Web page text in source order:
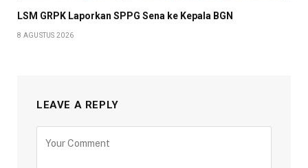
LSM GRPK Laporkan SPPG Sena ke Kepala BGN
8 AGUSTUS 2026
LEAVE A REPLY